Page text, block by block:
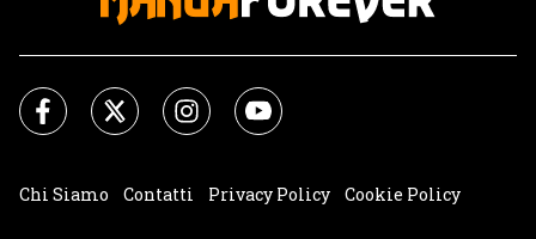
Chi Siamo Contatti Privacy Policy
Cookie Policy